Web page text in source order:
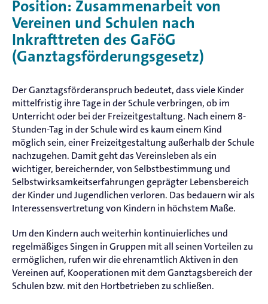
Position: Zusammenarbeit von
Vereinen und Schulen nach
Inkrafttreten des GaFöG
(Ganztagsförderungsgesetz)
Der Ganztagsförderanspruch bedeutet, dass viele Kinder
mittelfristig ihre Tage in der Schule verbringen, ob im
Unterricht oder bei der Freizeitgestaltung. Nach einem 8-
Stunden-Tag in der Schule wird es kaum einem Kind
möglich sein, einer Freizeitgestaltung außerhalb der Schule
nachzugehen. Damit geht das Vereinsleben als ein
wichtiger, bereichernder, von Selbstbestimmung und
Selbstwirksamkeitserfahrungen geprägter Lebensbereich
der Kinder und Jugendlichen verloren. Das bedauern wir als
Interessensvertretung von Kindern in höchstem Maße.
Um den Kindern auch weiterhin kontinuierliches und
regelmäßiges Singen in Gruppen mit all seinen Vorteilen zu
ermöglichen, rufen wir die ehrenamtlich Aktiven in den
Vereinen auf, Kooperationen mit dem Ganztagsbereich der
Schulen bzw. mit den Hortbetrieben zu schließen.